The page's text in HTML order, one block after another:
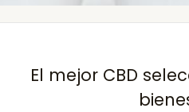
El mejor CBD